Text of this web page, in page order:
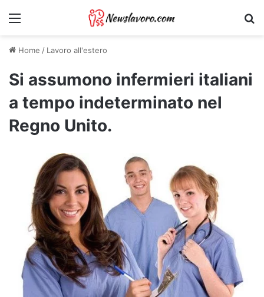
Menu
Home / Lavoro all'estero
Si assumono infermieri italiani
a tempo indeterminato nel
Regno Unito.